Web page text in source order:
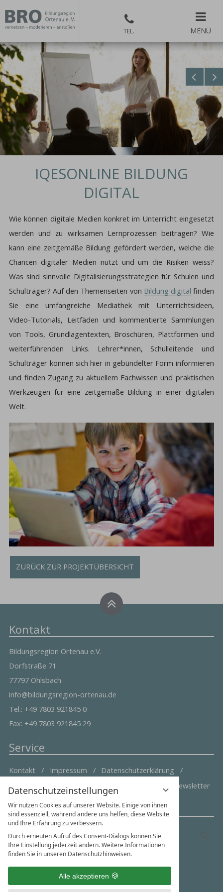
Datenschutzeinstellungen
Wir nutzen Cookies auf unserer Website. Einige von ihnen
sind essenziell, während andere uns helfen, diese Website
und Ihre Erfahrung zu verbessern.
Durch erneuten Aufruf des Consent-Dialogs können Sie
Ihre Einstellung jederzeit ändern. Weitere Informationen
finden Sie in unseren Datenschutzhinweisen.
Alle akzeptieren
MENÜ
IQESONLINE BILDUNG
DIGITAL
Wie können digitale Medien konkret im Unterricht eingesetzt
werden und zu wirksamen Lernprozessen beitragen? Wie
kann eine zeitgemäße Bildung gefördert werden, welche die
Chancen digitaler Medien nutzt und um die Risiken weiss?
Was sind sinnvolle Digitalisierungsstrategien für Schulen und
Schulträger? Auf den Themenseiten von Bildung digital finden
Sie eine umfangreiche Mediathek mit Unterrichtsideen,
Video-Tutorials, Leitfäden und kommentierte Sammlungen
von Tools, Grundlagentexten, Broschüren, Plattformen und
weiterführenden Links. Lehrer*innen, Schulleitende und
Schulträger können sich hier in gebündelter Form informieren
und finden Zugang zu aktuellem Fachwissen und praktischen
Werkzeugen für eine zeitgemäße Bildung in einer digitalen
Welt.
ZURÜCK ZUR PROJEKTÜBERSICHT
Kontakt
Bildungsregion Ortenau e.V.
Dorfstraße 71
77797 Ohlsbach
info@bildungsregion-ortenau.de
Tel.: +49 7803 921845 0
Fax: +49 7803 921845 29
Service
Kontakt Impressum
Datenschutzerklärung
Datenschutzeinstellungen
Newsletter
Suche & Social Media
eingeben